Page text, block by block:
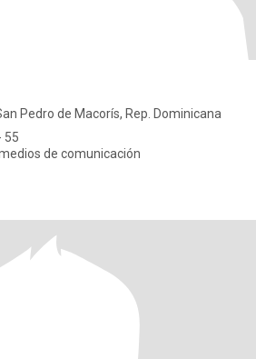
Pedro de Macorís, Rep. Dominicana
55
de comunicación